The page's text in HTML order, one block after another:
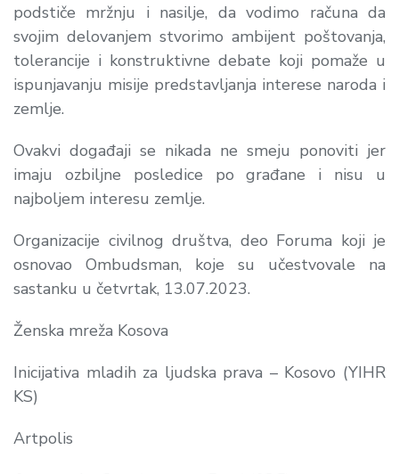
podstiče mržnju i nasilje, da vodimo računa da
svojim delovanjem stvorimo ambijent poštovanja,
tolerancije i konstruktivne debate koji pomaže u
ispunjavanju misije predstavljanja interese naroda i
zemlje.
Ovakvi događaji se nikada ne smeju ponoviti jer
imaju ozbiljne posledice po građane i nisu u
najboljem interesu zemlje.
Organizacije civilnog društva, deo Foruma koji je
osnovao Ombudsman, koje su učestvovale na
sastanku u četvrtak, 13.07.2023.
Ženska mreža Kosova
Inicijativa mladih za ljudska prava – Kosovo (YIHR
KS)
Artpolis